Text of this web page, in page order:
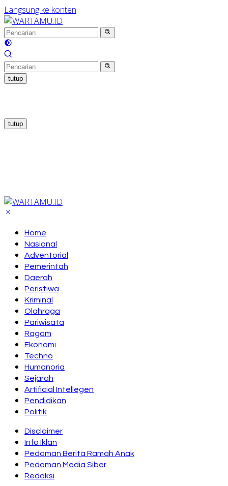
Langsung ke konten
tutup
tutup
Home
Nasional
Adventorial
Pemerintah
Daerah
Peristiwa
Kriminal
Olahraga
Pariwisata
Ragam
Ekonomi
Techno
Humanoria
Sejarah
Artificial Intellegen
Pendidikan
Politik
Disclaimer
Info Iklan
Pedoman Berita Ramah Anak
Pedoman Media Siber
Redaksi